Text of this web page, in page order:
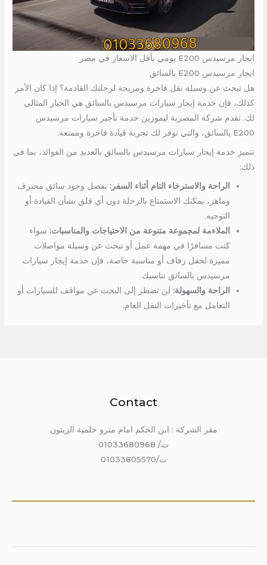
ايجار مرسيدس E200 يومي بأقل الاسعار في مصر
ايجار مرسيدس E200 بالسائق
هل تبحث عن وسيلة نقل فاخرة ومريحة لرحلتك القادمة؟ إذا كان الأمر
كذلك، فإن خدمة إيجار سيارات مرسيدس بالسائق هي الخيار المثالي
لك. تقدم شركة المصرية ليموزين خدمة تأجير سيارات مرسيدس
E200 بالسائق، والتي توفر لك تجربة قيادة فاخرة وممتعة.
تتميز خدمة إيجار سيارات مرسيدس بالسائق بالعديد من الفوائد، بما في
ذلك:
الراحة والاسترخاء التام أثناء السفر: بفضل وجود سائق محترف
وماهر، يمكنك الاستمتاع بالرحلة دون أي قلق بشأن القيادة أو
التوجيه.
الملاءمة لمجموعة متنوعة من الاحتياجات والمناسبات: سواء
كنت مسافرًا في مهمة عمل أو تبحث عن وسيلة مواصلات
مميزة لحفل زفاف أو مناسبة خاصة، فإن خدمة إيجار سيارات
مرسيدس بالسائق تناسبك.
الراحة والسهولة: لن تضطر إلى البحث عن مواقف للسيارات أو
التعامل مع تأخيرات النقل العام.
Contact
مقر الشركة : ابن الحكم امام مترو حلمية الزيتون
ت/ 01033680968
ت/01033805570